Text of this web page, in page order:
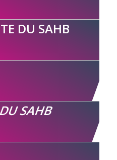
DU SAHB
SAHB